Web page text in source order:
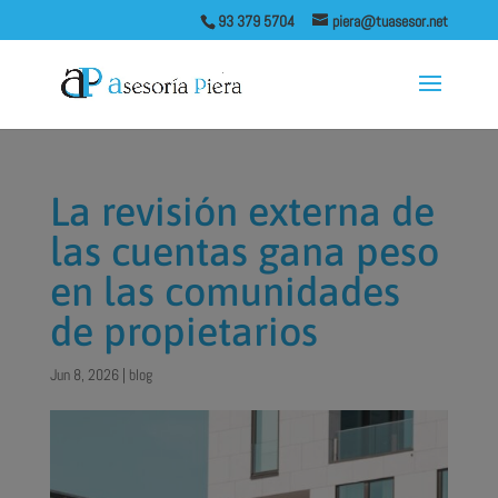
93 379 5704 piera@tuasesor.net
La revisión externa de
las cuentas gana peso
en las comunidades
de propietarios
Jun 8, 2026| blog